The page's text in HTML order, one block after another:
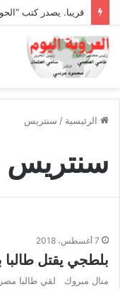
قريبا. يصدر كتب
الرئيسية / سنتريس
سنتريس
7 أغسطس، 2018
بلطجي يقتل
منال مبروك لقي طالبا